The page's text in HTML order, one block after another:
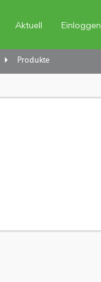
Aktuell Einloggen
Produkte